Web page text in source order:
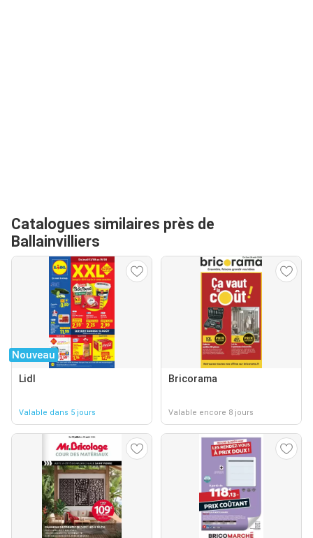
Catalogues similaires près de
Ballainvilliers
Nouveau
Lidl
Valable dans 5 jours
Bricorama
Valable encore 8 jours